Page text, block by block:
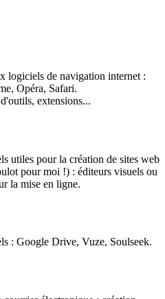
logiciels de navigation internet :
Opéra, Safari.
extensions...
utiles pour la création de sites web
pour moi !) : éditeurs visuels ou
la mise en ligne.
: Google Drive, Vuze, Soulseek.